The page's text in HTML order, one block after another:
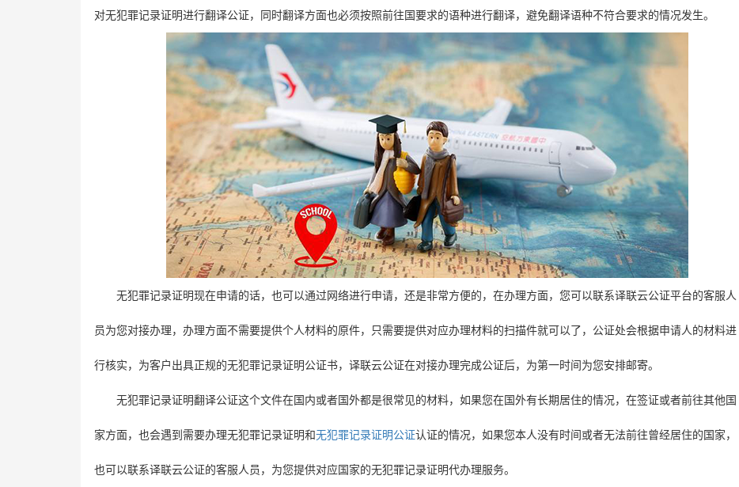
对无犯罪记录证明进行翻译公证，同时翻译方面也必须按照前往国要求的语种进行翻译，避免翻译语种不符合要求的情况发生。
无犯罪记录证明现在申请的话，也可以通过网络进行申请，还是非常方便的，在办理方面，您可以联系译联云公证平台的客服人
员为您对接办理，办理方面不需要提供个人材料的原件，只需要提供对应办理材料的扫描件就可以了，公证处会根据申请人的材料进
行核实，为客户出具正规的无犯罪记录证明公证书，译联云公证在对接办理完成公证后，为第一时间为您安排邮寄。
无犯罪记录证明翻译公证这个文件在国内或者国外都是很常见的材料，如果您在国外有长期居住的情况，在签证或者前往其他国
家方面，也会遇到需要办理无犯罪记录证明和无犯罪记录证明公证认证的情况，如果您本人没有时间或者无法前往曾经居住的国家，
也可以联系译联云公证的客服人员，为您提供对应国家的无犯罪记录证明代办理服务。